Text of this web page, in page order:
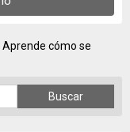
Aprende cómo se